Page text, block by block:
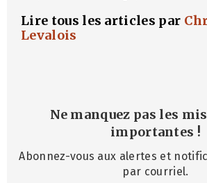
Lire tous les articles par
Levalois
Ne manquez pas les
importantes !
Abonnez-vous aux alertes et
par courriel.